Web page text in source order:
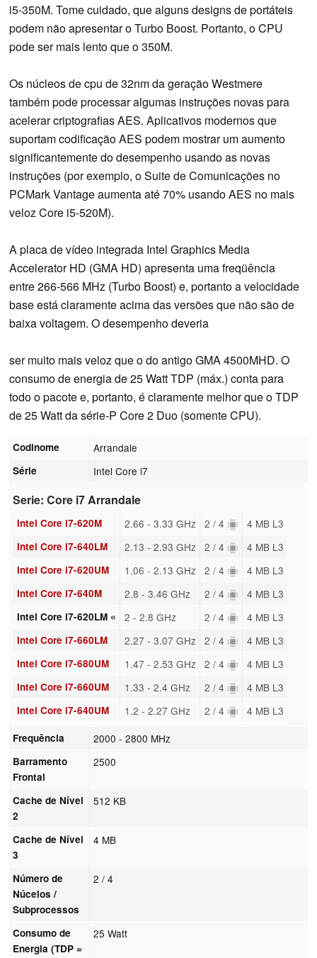
i5-350M. Tome cuidado, que alguns designs de portáteis
podem não apresentar o Turbo Boost. Portanto, o CPU
pode ser mais lento que o 350M.
Os núcleos de cpu de 32nm da geração Westmere
também pode processar algumas instruções novas para
acelerar criptografias AES. Aplicativos modernos que
suportam codificação AES podem mostrar um aumento
significantemente do desempenho usando as novas
instruções (por exemplo, o Suite de Comunicações no
PCMark Vantage aumenta até 70% usando AES no mais
veloz Core i5-520M).
A placa de vídeo integrada Intel Graphics Media
Accelerator HD (GMA HD) apresenta uma freqüência
entre 266-566 MHz (Turbo Boost) e, portanto a velocidade
base está claramente acima das versões que não são de
baixa voltagem. O desempenho deveria
ser muito mais veloz que o do antigo GMA 4500MHD. O
consumo de energia de 25 Watt TDP (máx.) conta para
todo o pacote e, portanto, é claramente melhor que o TDP
de 25 Watt da série-P Core 2 Duo (somente CPU).
Codinome Arrandale
Série Intel Core i7
Serie: Core i7 Arrandale
Intel Core i7-620M 2.66 - 3.33 GHz 2 / 4 4 MB L3
Intel Core i7-640LM 2.13 - 2.93 GHz 2 / 4 4 MB L3
Intel Core i7-620UM 1.06 - 2.13 GHz 2 / 4 4 MB L3
Intel Core i7-640M 2.8 - 3.46 GHz 2 / 4 4 MB L3
Intel Core i7-620LM « 2 - 2.8 GHz 2 / 4 4 MB L3
Intel Core i7-660LM 2.27 - 3.07 GHz 2 / 4 4 MB L3
Intel Core i7-680UM 1.47 - 2.53 GHz 2 / 4 4 MB L3
Intel Core i7-660UM 1.33 - 2.4 GHz 2 / 4 4 MB L3
Intel Core i7-640UM 1.2 - 2.27 GHz 2 / 4 4 MB L3
Frequência 2000 - 2800 MHz
Barramento
Frontal
2500
Cache de Nível
2
512 KB
Cache de Nível
3
4 MB
Número de
Núcelos /
Subprocessos
2 / 4
Consumo de
Energia (TDP =
25 Watt